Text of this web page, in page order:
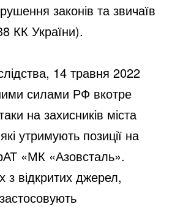
законів та звичаїв
КК України).
14 травня 2022
силами РФ вкотре
на захисників міста
утримують позиції на
«МК «Азовсталь».
з відкритих джерел,